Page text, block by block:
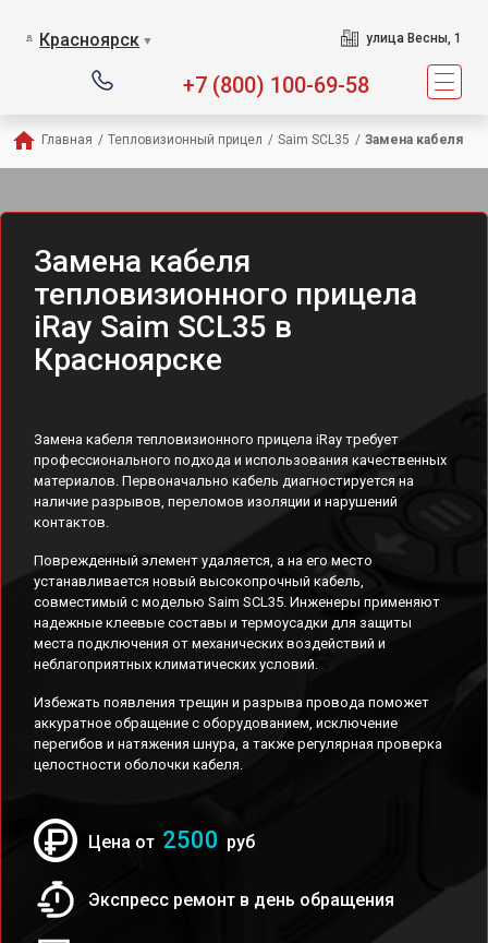
Красноярск ▼ улица Весны, 1
+7 (800) 100-69-58
Главная / Тепловизионный прицел / Saim SCL35 / Замена кабеля
Замена кабеля
тепловизионного прицела
iRay Saim SCL35 в
Красноярске
Замена кабеля тепловизионного прицела iRay требует
профессионального подхода и использования качественных
материалов. Первоначально кабель диагностируется на
наличие разрывов, переломов изоляции и нарушений
контактов.
Поврежденный элемент удаляется, а на его место
устанавливается новый высокопрочный кабель,
совместимый с моделью Saim SCL35. Инженеры применяют
надежные клеевые составы и термоусадки для защиты
места подключения от механических воздействий и
неблагоприятных климатических условий.
Избежать появления трещин и разрыва провода поможет
аккуратное обращение с оборудованием, исключение
перегибов и натяжения шнура, а также регулярная проверка
целостности оболочки кабеля.
Цена от 2500 руб
Экспресс ремонт в день обращения